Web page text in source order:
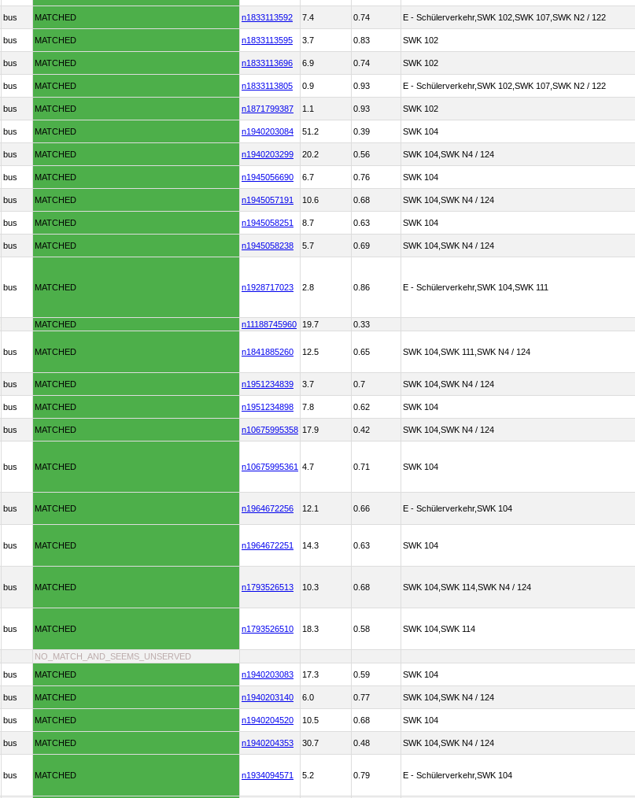
bus MATCHED n1833113592 7.4 0.74 E - Schülerverkehr,SWK 102,SWK 107,SWK N2 / 122
bus MATCHED n1833113595 3.7 0.83 SWK 102
bus MATCHED n1833113696 6.9 0.74 SWK 102
bus MATCHED n1833113805 0.9 0.93 E - Schülerverkehr,SWK 102,SWK 107,SWK N2 / 122
bus MATCHED n1871799387 1.1 0.93 SWK 102
bus MATCHED n1940203084 51.2 0.39 SWK 104
bus MATCHED n1940203299 20.2 0.56 SWK 104,SWK N4 / 124
bus MATCHED n1945056690 6.7 0.76 SWK 104
bus MATCHED n1945057191 10.6 0.68 SWK 104,SWK N4 / 124
bus MATCHED n1945058251 8.7 0.63 SWK 104
bus MATCHED n1945058238 5.7 0.69 SWK 104,SWK N4 / 124
bus MATCHED n1928717023 2.8 0.86 E - Schülerverkehr,SWK 104,SWK 111
MATCHED n11188745960 19.7 0.33
bus MATCHED n1841885260 12.5 0.65 SWK 104,SWK 111,SWK N4 / 124
bus MATCHED n1951234839 3.7 0.7 SWK 104,SWK N4 / 124
bus MATCHED n1951234898 7.8 0.62 SWK 104
bus MATCHED n10675995358 17.9 0.42 SWK 104,SWK N4 / 124
bus MATCHED n10675995361 4.7 0.71 SWK 104
bus MATCHED n1964672256 12.1 0.66 E - Schülerverkehr,SWK 104
bus MATCHED n1964672251 14.3 0.63 SWK 104
bus MATCHED n1793526513 10.3 0.68 SWK 104,SWK 114,SWK N4 / 124
bus MATCHED n1793526510 18.3 0.58 SWK 104,SWK 114
NO_MATCH_AND_SEEMS_UNSERVED
bus MATCHED n1940203083 17.3 0.59 SWK 104
bus MATCHED n1940203140 6.0 0.77 SWK 104,SWK N4 / 124
bus MATCHED n1940204520 10.5 0.68 SWK 104
bus MATCHED n1940204353 30.7 0.48 SWK 104,SWK N4 / 124
bus MATCHED n1934094571 5.2 0.79 E - Schülerverkehr,SWK 104